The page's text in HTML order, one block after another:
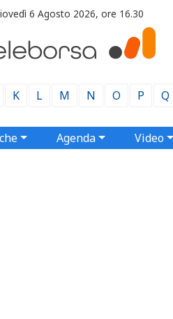
6 Agosto 2026, ore 16.30
K L M N O P Q
Agenda Video